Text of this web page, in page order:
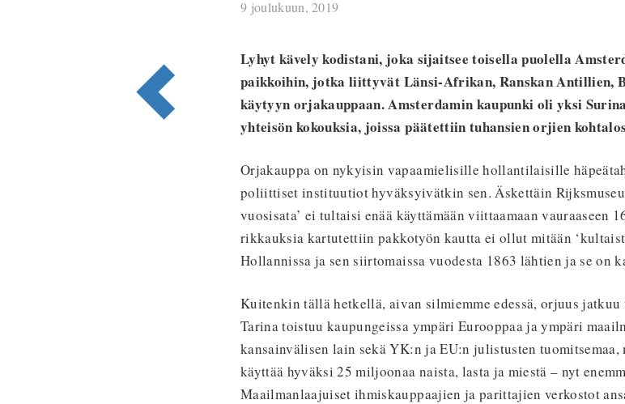
9 joulukuun, 2019
Lyhyt kävely kodistani, joka sijaitsee toisella puolella
paikkoihin, jotka liittyvät Länsi-Afrikan, Ranskan Antillien,
käytyyn orjakauppaan. Amsterdamin kaupunki oli yksi
yhteisön kokouksia, joissa päätettiin tuhansien orjien
Orjakauppa on nykyisin vapaamielisille hollantilaisille
poliittiset instituutiot hyväksyivätkin sen. Äskettäin
vuosisata’ ei tultaisi enää käyttämään viittaamaan vauraaseen
rikkauksia kartutettiin pakkotyön kautta ei ollut mitään
Hollannissa ja sen siirtomaissa vuodesta 1863 lähtien ja se on
Kuitenkin tällä hetkellä, aivan silmiemme edessä, orjuus jatkuu
Tarina toistuu kaupungeissa ympäri Eurooppaa ja ympäri
kansainvälisen lain sekä YK:n ja EU:n julistusten
käyttää hyväksi 25 miljoonaa naista, lasta ja miestä – nyt
Maailmanlaajuiset ihmiskauppaajien ja parittajien verkostot